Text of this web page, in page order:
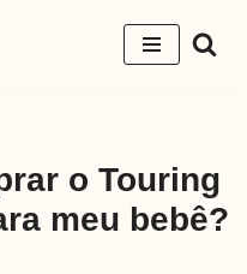
o Touring
meu bebê?